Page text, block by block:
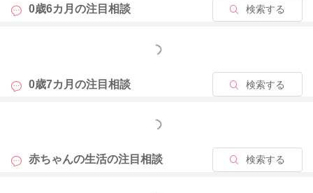
0歳6カ月の注目相談 検索する
もっと見る
0歳7カ月の注目相談 検索する
もっと見る
赤ちゃんの生活の注目相談 検索する